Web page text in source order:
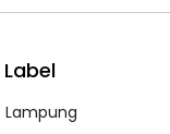
Label
Lampung